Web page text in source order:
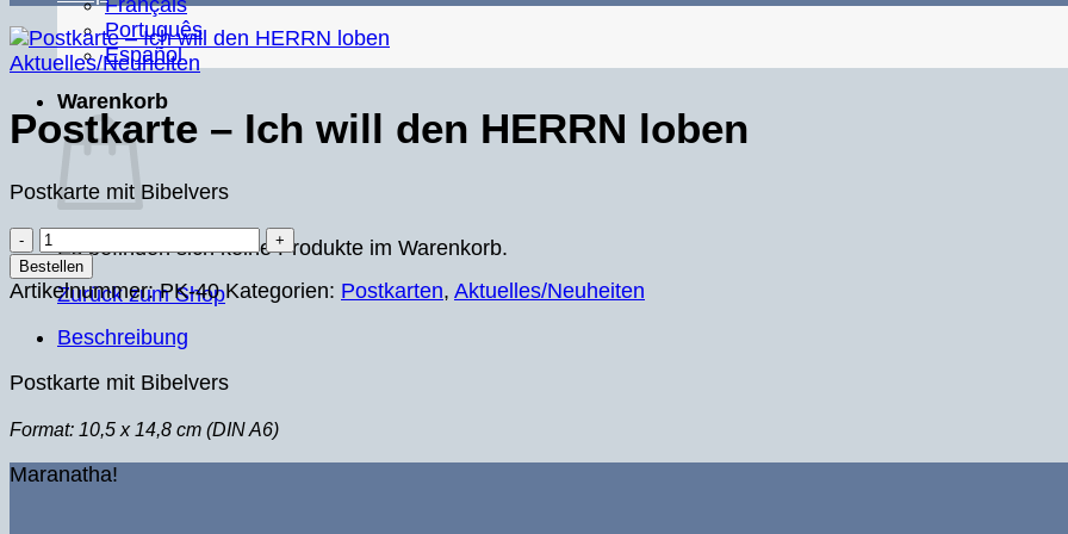
Português
Español
Warenkorb
Es befinden sich keine Produkte im Warenkorb.
Zurück zum Shop
Aktuelles/Neuheiten
Postkarte – Ich will den HERRN loben
Postkarte mit Bibelvers
Postkarte
–
Ich
will
den
loben
Bestellen
Artikelnummer:PK-40 Kategorien: Postkarten, Aktuelles/Neuheiten
Beschreibung
Postkarte mit Bibelvers
Format: 10,5 x 14,8 cm (DIN A6)
Maranatha!